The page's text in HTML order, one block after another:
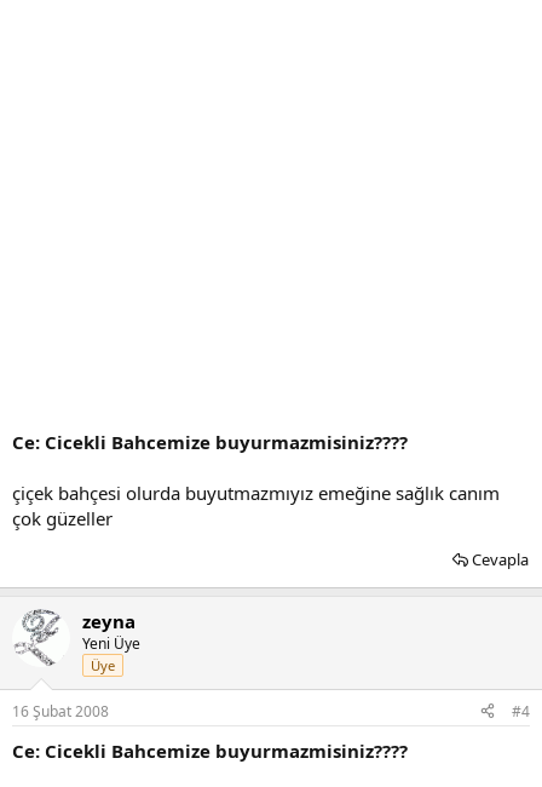
Ce: Cicekli Bahcemize buyurmazmisiniz????
çiçek bahçesi olurda buyutmazmıyız emeğine sağlık canım
çok güzeller
Cevapla
zeyna
Yeni Üye
Üye
16 Şubat 2008 #4
Ce: Cicekli Bahcemize buyurmazmisiniz????